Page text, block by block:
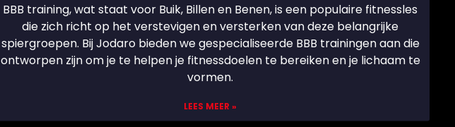
BBB training, wat staat voor Buik, Billen en Benen, is een populaire fitnessles
die zich richt op het verstevigen en versterken van deze belangrijke
spiergroepen. Bij Jodaro bieden we gespecialiseerde BBB trainingen aan die
ontworpen zijn om je te helpen je fitnessdoelen te bereiken en je lichaam te
vormen.
LEES MEER »